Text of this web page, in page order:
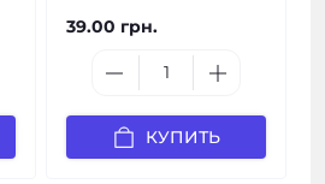
39.00 грн.
КУПИТЬ